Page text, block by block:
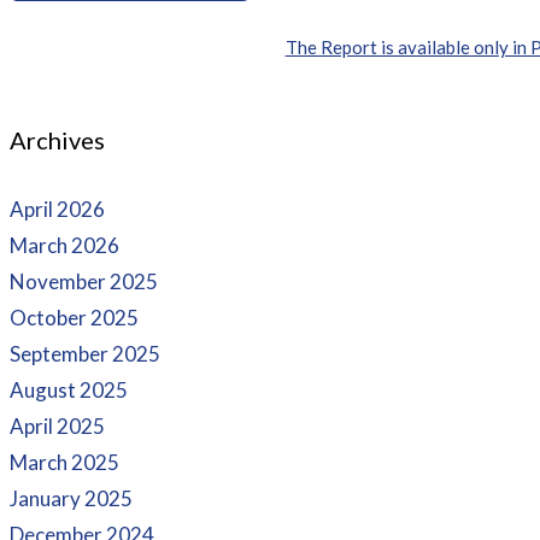
The Report is available only in
Archives
April 2026
March 2026
November 2025
October 2025
September 2025
August 2025
April 2025
March 2025
January 2025
December 2024